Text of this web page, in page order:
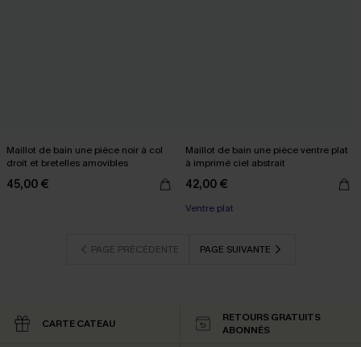
Maillot de bain une pièce noir à col
droit et bretelles amovibles
45,00 €
Maillot de bain une pièce ventre plat
à imprimé ciel abstrait
42,00 €
Ventre plat
PAGE PRÉCÉDENTE PAGE SUIVANTE
CARTE CATEAU
RETOURS GRATUITS
ABONNÉS